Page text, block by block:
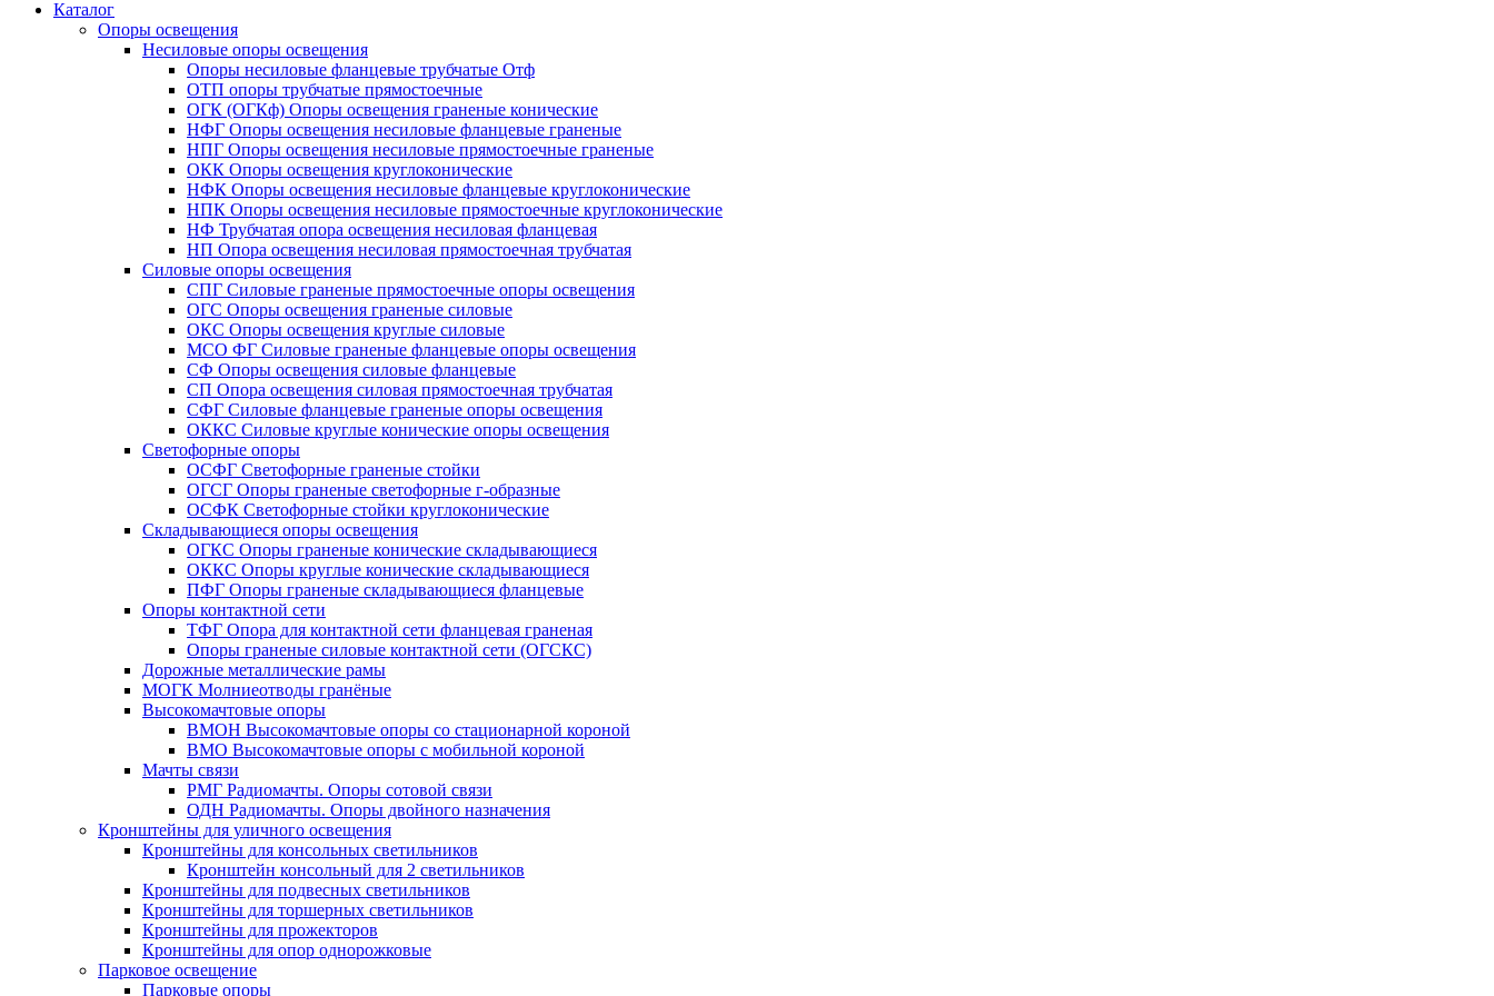
Каталог
Опоры освещения
Несиловые опоры освещения
Опоры несиловые фланцевые трубчатые Отф
ОТП опоры трубчатые прямостоечные
ОГК (ОГКф) Опоры освещения граненые конические
НФГ Опоры освещения несиловые фланцевые граненые
НПГ Опоры освещения несиловые прямостоечные граненые
ОКК Опоры освещения круглоконические
НФК Опоры освещения несиловые фланцевые круглоконические
НПК Опоры освещения несиловые прямостоечные круглоконические
НФ Трубчатая опора освещения несиловая фланцевая
НП Опора освещения несиловая прямостоечная трубчатая
Силовые опоры освещения
СПГ Силовые граненые прямостоечные опоры освещения
ОГС Опоры освещения граненые силовые
ОКС Опоры освещения круглые силовые
МСО ФГ Силовые граненые фланцевые опоры освещения
СФ Опоры освещения силовые фланцевые
СП Опора освещения силовая прямостоечная трубчатая
СФГ Силовые фланцевые граненые опоры освещения
ОККС Силовые круглые конические опоры освещения
Светофорные опоры
ОСФГ Светофорные граненые стойки
ОГСГ Опоры граненые светофорные г-образные
ОСФК Светофорные стойки круглоконические
Складывающиеся опоры освещения
ОГКС Опоры граненые конические складывающиеся
ОККС Опоры круглые конические складывающиеся
ПФГ Опоры граненые складывающиеся фланцевые
Опоры контактной сети
ТФГ Опора для контактной сети фланцевая граненая
Опоры граненые силовые контактной сети (ОГСКС)
Дорожные металлические рамы
МОГК Молниеотводы гранёные
Высокомачтовые опоры
ВМОН Высокомачтовые опоры со стационарной короной
ВМО Высокомачтовые опоры с мобильной короной
Мачты связи
РМГ Радиомачты. Опоры сотовoй связи
ОДН Радиомачты. Опоры двойного назначения
Кронштейны для уличного освещения
Кронштейны для консольных светильников
Кронштейн консольный для 2 светильников
Кронштейны для подвесных светильников
Кронштейны для торшерных светильников
Кронштейны для прожекторов
Кронштейны для опор однорожковые
Парковое освещение
Парковые опоры